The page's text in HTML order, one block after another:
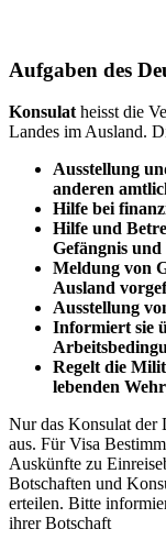
Aufgaben des
Konsulatheisst die
Landes im Ausland.
Ausstellung
anderen
Hilfe bei
Hilfe und
Gefängnis und
Meldung von
Ausland
Ausstellung
Informiert sie
Regelt die
lebenden
Nur das Konsulat der
aus. Für Visa
Auskünfte zu
Botschaften und
erteilen. Bitte
ihrer Botschaft